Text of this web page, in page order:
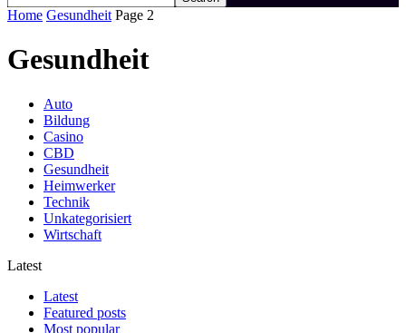
Home Gesundheit Page 2
Gesundheit
Auto
Bildung
Casino
CBD
Gesundheit
Heimwerker
Technik
Unkategorisiert
Wirtschaft
Latest
Latest
Featured posts
Most popular